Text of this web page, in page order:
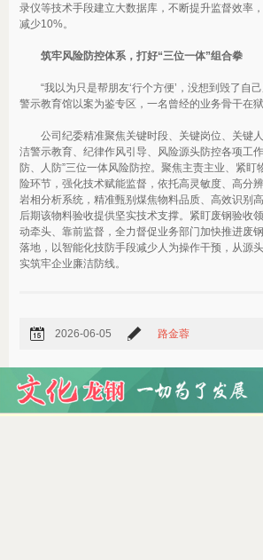
录仪等技术手段建立大数据库，不断提升监督效率
减少10%。
筑牢风险防控体系，打好“三位一体”组合拳
“我以为只是帮朋友‘行个方便’，没想到毁了自
警示教育馆以案为鉴专区，一名曾经的业务骨干在狱
公司纪委精准聚焦关键时段、关键岗位、关键
洁警示教育、纪律作风引导、风险源头防控各项工
防、人防”三位一体风险防控。聚焦主责主业、紧盯
险环节，强化技术赋能监督，依托高灵敏度、高分
岩相分析系统，精准甄别煤焦物料品质、高效识别
后期该物料验收提供坚实技术支撑。紧盯废钢验收
动牵头、靠前监督，全力督促业务部门加快推进废
落地，以智能化技防手段减少人为操作干预，从源
实筑牢企业廉洁防线。
2026-06-05 路金蓉